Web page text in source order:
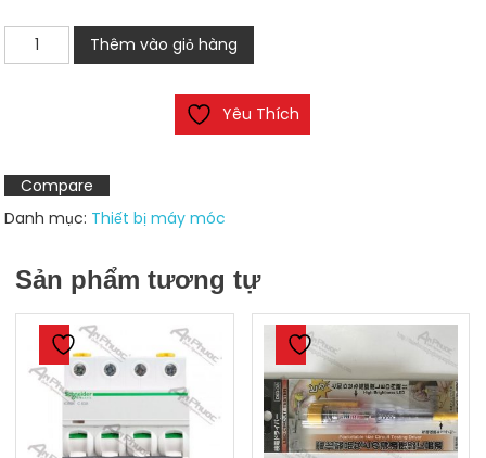
cảnh
số
lượng
Thêm vào giỏ hàng
Yêu Thích
Compare
Danh mục: Thiết bị máy móc
Sản phẩm tương tự